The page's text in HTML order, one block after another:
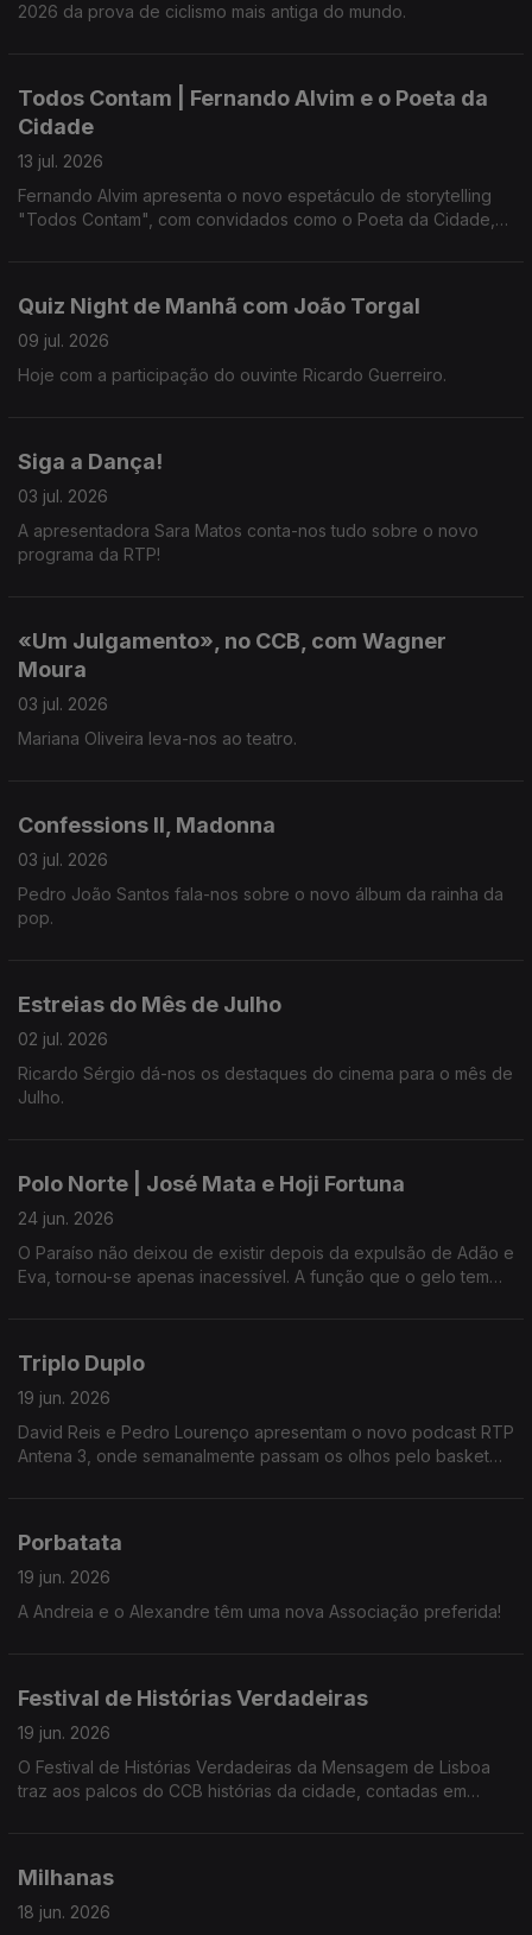
2026 da prova de ciclismo mais antiga do mundo.
Todos Contam | Fernando Alvim e o Poeta da
Cidade
13 jul. 2026
Fernando Alvim apresenta o novo espetáculo de storytelling
"Todos Contam", com convidados como o Poeta da Cidade,
Quiz Night de Manhã com João Torgal
09 jul. 2026
Hoje com a participação do ouvinte Ricardo Guerreiro.
Siga a Dança!
03 jul. 2026
A apresentadora Sara Matos conta-nos tudo sobre o novo
programa da RTP!
«Um Julgamento», no CCB, com Wagner
Moura
03 jul. 2026
Mariana Oliveira leva-nos ao teatro.
Confessions II, Madonna
03 jul. 2026
Pedro João Santos fala-nos sobre o novo álbum da rainha da
pop.
Estreias do Mês de Julho
02 jul. 2026
Ricardo Sérgio dá-nos os destaques do cinema para o mês de
Julho.
Polo Norte | José Mata e Hoji Fortuna
24 jun. 2026
O Paraíso não deixou de existir depois da expulsão de Adão e
Eva, tornou-se apenas inacessível. A função que o gelo tem
Fairfield Warren.
Triplo Duplo
19 jun. 2026
David Reis e Pedro Lourenço apresentam o novo podcast RTP
Antena 3, onde semanalmente passam os olhos pelo basket
Porbatata
19 jun. 2026
A Andreia e o Alexandre têm uma nova Associação preferida!
Festival de Histórias Verdadeiras
19 jun. 2026
O Festival de Histórias Verdadeiras da Mensagem de Lisboa
traz aos palcos do CCB histórias da cidade, contadas em
Milhanas
18 jun. 2026